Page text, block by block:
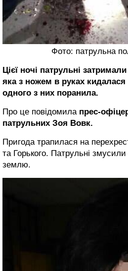
Фото: патрульна
Цієї ночі патрульні
яка з ножем в руках кидалася
одного з них поранила.
Про це повідомила прес-
патрульних Зоя Вовк.
Пригода трапилася на
та Горького. Патрульні змусили
землю.